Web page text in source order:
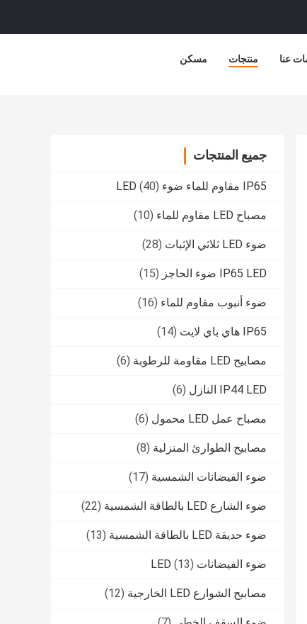
مسكن منتجات عنا
جميع المنتجات
IP65 مقاوم للماء ضوء LED (40)
مصباح LED مقاوم للماء (10)
ضوء LED ثلاثي الإثبات (28)
IP65 LED ضوء الحاجز (15)
ضوء أنبوب مقاوم للماء (16)
IP65 هاي باي لايت (14)
مصابيح LED مقاومة للرطوبة (6)
IP44 LED النازل (6)
مصباح عمل LED محمول (6)
مصابيح الطوارئ المنزلية (8)
ضوء الفيضانات الشمسية (17)
ضوء الشارع LED بالطاقة الشمسية (22)
ضوء حديقة LED بالطاقة الشمسية (13)
ضوء الفيضانات LED (13)
مصابيح الشوارع LED الخارجية (12)